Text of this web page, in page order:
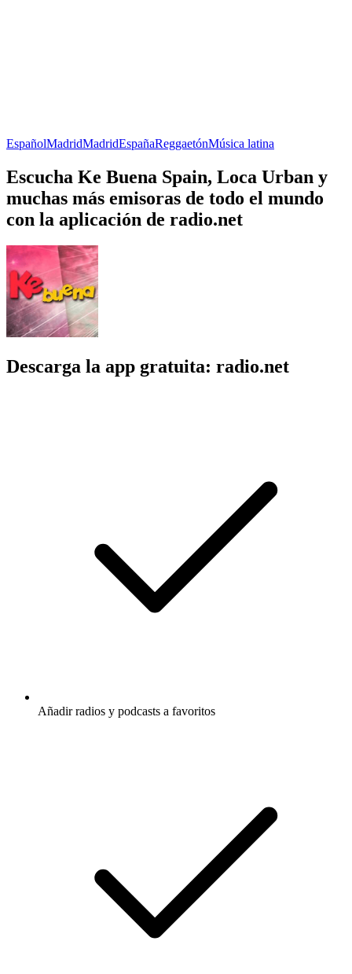
EspañolMadridMadridEspañaReggaetónMúsica latina
Escucha Ke Buena Spain, Loca Urban y
muchas más emisoras de todo el mundo
con la aplicación de radio.net
Descarga la app gratuita: radio.net
Añadir radios y podcasts a favoritos